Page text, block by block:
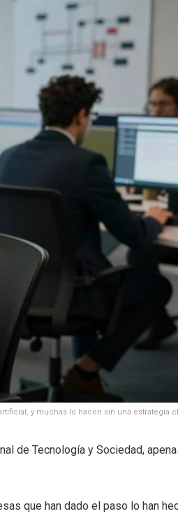
y muchas lo hacen sin una estrategia
de Tecnología y Sociedad,
que han dado el paso lo han